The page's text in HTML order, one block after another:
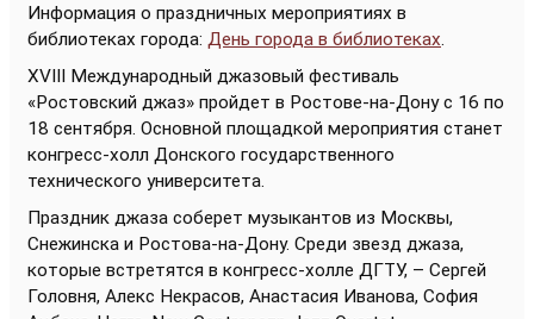
Информация о праздничных мероприятиях в
библиотеках города: День города в библиотеках.
XVIII Международный джазовый фестиваль
«Ростовский джаз» пройдет в Ростове-на-Дону с 16 по
18 сентября. Основной площадкой мероприятия станет
конгресс-холл Донского государственного
технического университета.
Праздник джаза соберет музыкантов из Москвы,
Снежинска и Ростова-на-Дону. Среди звезд джаза,
которые встретятся в конгресс-холле ДГТУ, – Сергей
Головня, Алекс Некрасов, Анастасия Иванова, София